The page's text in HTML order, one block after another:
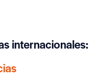
internacionales: